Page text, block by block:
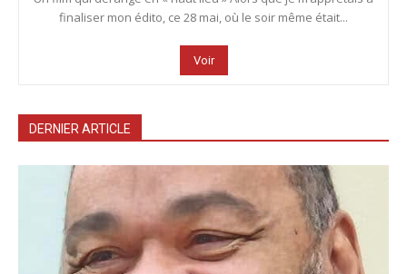
finaliser mon édito, ce 28 mai, où le soir même était...
Voir
DERNIER ARTICLE